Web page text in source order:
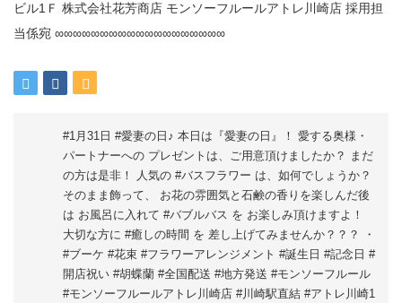
#1月31日 #愛妻の日♪ 本日は『愛妻の日』！ 愛する奥様・
パートナーへの プレゼントは、ご用意頂けましたか？ まだ
の方は是非！ 人気の #バスフラワー は、如何でしょうか？
そのまま飾って、 お花の雰囲気と石鹸の香りを楽しんだ後
は お風呂に入れて #バブルバス を お楽しみ頂けますよ！
大切な方に #癒しの時間 を 差し上げてみませんか？？？ ・
#ブーケ #花束 #フラワーアレンジメント #誕生日 #記念日 #
開店祝い #胡蝶蘭 #全国配送 #地方発送 #モンソーフルール
#モンソーフルールアトレ川崎店 #川崎駅直結 #アトレ川崎1